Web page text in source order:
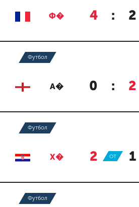
Ф� 4 : 2
Футбол
А� 0 : 2
Футбол
Х� 2 : 1
ОТ
Футбол